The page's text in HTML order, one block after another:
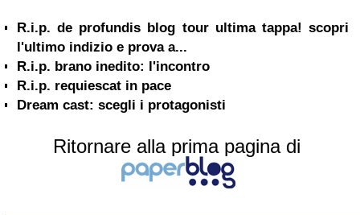
R.i.p. de profundis blog tour ultima tappa! scopri
l'ultimo indizio e prova a...
R.i.p. brano inedito: l'incontro
R.i.p. requiescat in pace
Dream cast: scegli i protagonisti
Ritornare alla prima pagina di